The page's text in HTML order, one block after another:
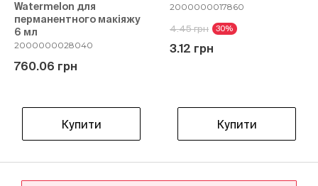
Watermelon для
перманентного макіяжу
6 мл
2000000028040
760.06 грн
Купити
2000000017860
4.45 грн 30%
3.12 грн
Купити